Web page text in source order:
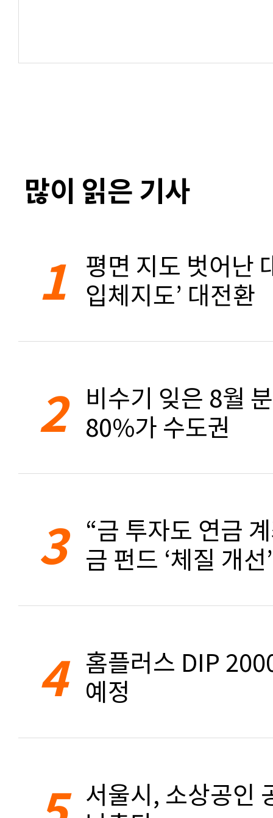
많이 읽은 기사
1 평면 지도 벗어난
입체지도’ 대전환
2 비수기 잊은 8월
80%가 수도권
3 “금 투자도 연금
금 펀드 ‘체질 개선’
4 홈플러스 DIP
예정
서울시, 소상공인